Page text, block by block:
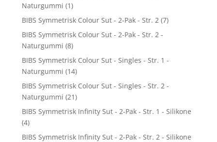
Naturgummi (1)
BIBS Symmetrisk Colour Sut - 2-Pak - Str. 2 (7)
BIBS Symmetrisk Colour Sut - 2-Pak - Str. 2 -
Naturgummi (8)
BIBS Symmetrisk Colour Sut - Singles - Str. 1 -
Naturgummi (14)
BIBS Symmetrisk Colour Sut - Singles - Str. 2 -
Naturgummi (21)
BIBS Symmetrisk Infinity Sut - 2-Pak - Str. 1 - Silikone
(4)
BIBS Symmetrisk Infinity Sut - 2-Pak - Str. 2 - Silikone